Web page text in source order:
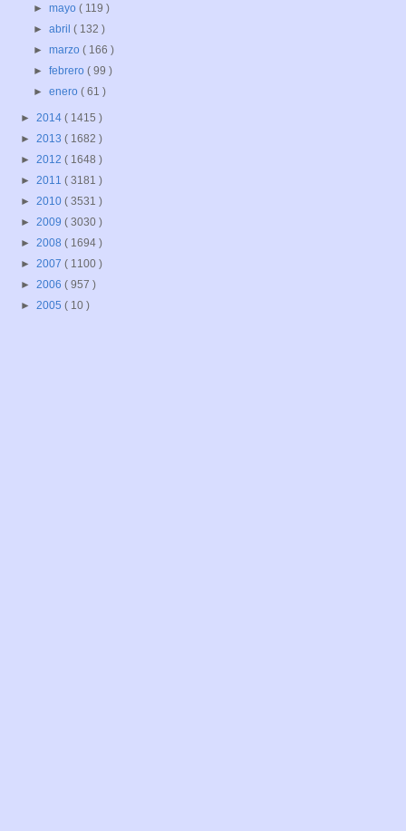
►mayo( 119 )
►abril( 132 )
►marzo( 166 )
►febrero( 99 )
►enero( 61 )
► 2014 ( 1415 )
► 2013 ( 1682 )
► 2012 ( 1648 )
► 2011 ( 3181 )
► 2010 ( 3531 )
► 2009 ( 3030 )
► 2008 ( 1694 )
► 2007 ( 1100 )
► 2006 ( 957 )
► 2005 ( 10 )